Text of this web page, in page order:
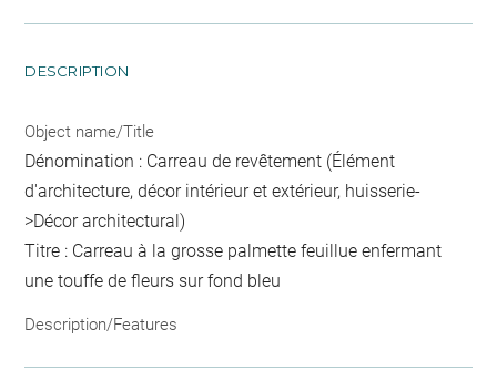
DESCRIPTION
Object name/Title
Dénomination : Carreau de revêtement (Élément
d'architecture, décor intérieur et extérieur, huisserie-
>Décor architectural)
Titre : Carreau à la grosse palmette feuillue enfermant
une touffe de fleurs sur fond bleu
Description/Features